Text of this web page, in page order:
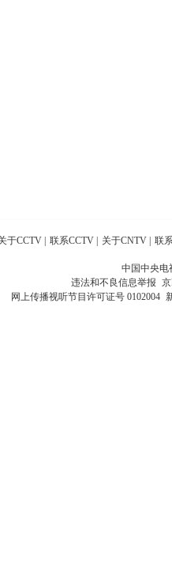
于CCTV 联系CCTV 关于CNTV 联
中国中央
违法和不良信息举报
网上传播视听节目许可证号 0102004